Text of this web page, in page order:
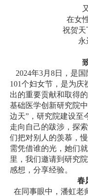
在女
祝贺天
永
2024年3月 8日，是
101个妇女节，是为庆
出的重要贡献和取得
基础医学创新研究院
边天” ，研究院建设至
走向自己的跋涉，探
们把对别人的羡慕，
需凭借谁的光，她们
里，我们邀请到研究
感想，分享经验。
春
在同事眼中，潘虹老